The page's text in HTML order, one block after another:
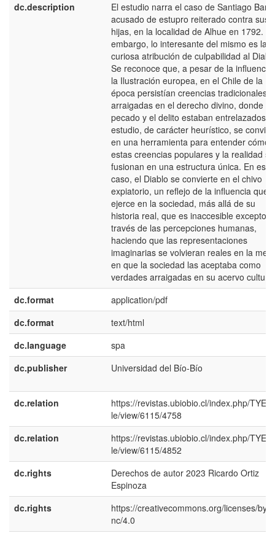
dc.description
El estudio narra el caso de Santiago
acusado de estupro reiterado contra sus
hijas, en la localidad de Alhue en 1792.
embargo, lo interesante del mismo es la
curiosa atribución de culpabilidad al
Se reconoce que, a pesar de la influencia
la Ilustración europea, en el Chile de la
época persistían creencias tradicionales
arraigadas en el derecho divino, donde el
pecado y el delito estaban entrelazados.
estudio, de carácter heurístico, se
en una herramienta para entender cómo
estas creencias populares y la realidad se
fusionan en una estructura única. En este
caso, el Diablo se convierte en el chivo
expiatorio, un reflejo de la influencia que
ejerce en la sociedad, más allá de su
historia real, que es inaccesible excepto a
través de las percepciones humanas,
haciendo que las representaciones
imaginarias se volvieran reales en la
en que la sociedad las aceptaba como
verdades arraigadas en su acervo
dc.format
application/pdf
dc.format
text/html
dc.language
spa
dc.publisher
Universidad del Bío-Bío
dc.relation
https://revistas.ubiobio.cl/index.php/TYE/
le/view/6115/4758
dc.relation
https://revistas.ubiobio.cl/index.php/TYE/
le/view/6115/4852
dc.rights
Derechos de autor 2023 Ricardo Ortiz
Espinoza
dc.rights
https://creativecommons.org/licenses/by-
nc/4.0